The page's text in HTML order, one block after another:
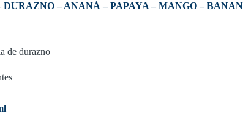
DURAZNO – ANANÁ – PAPAYA – MANGO –
de durazno